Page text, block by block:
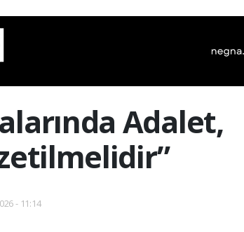
Adalet,
- 11:14